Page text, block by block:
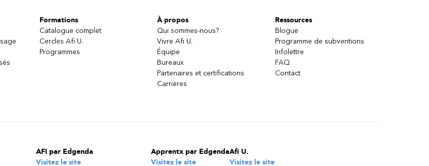
Formations
Catalogue complet
Cercles Afi U.
Programmes
À propos
Qui sommes-nous?
Vivre Afi U.
Équipe
Bureaux
Partenaires et certifications
Carrières
Ressources
Blogue
Programme de subventions
Infolettre
FAQ
Contact
AFI par Edgenda
Visitez le site
Apprentx par Edgenda
Visitez le site
Afi U.
Visitez le site